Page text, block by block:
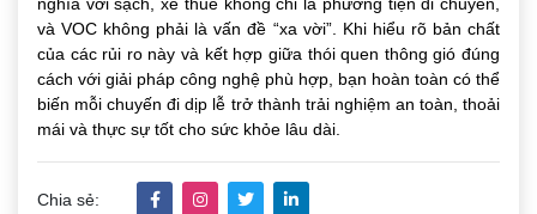
và VOC không phải là vấn đề “xa vời”. Khi hiểu rõ bản chất
của các rủi ro này và kết hợp giữa thói quen thông gió đúng
cách với giải pháp công nghệ phù hợp, bạn hoàn toàn có thể
biến mỗi chuyến đi dịp lễ trở thành trải nghiệm an toàn, thoải
mái và thực sự tốt cho sức khỏe lâu dài.
Chia sẻ: